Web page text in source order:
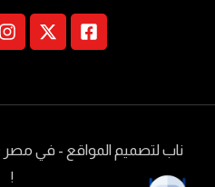
ناب لتصميم المواقع - في مصر
!